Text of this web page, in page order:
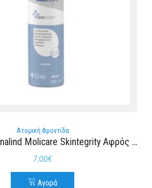
Ατομική Φροντίδα
Hartmann Menalind Molicare Skintegrity Αφρός Καθαρισμού 400ml
7,00€
Αγορά